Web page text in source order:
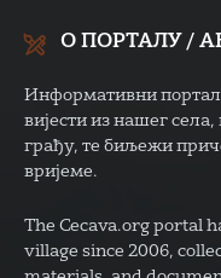
О ПОРТАЛУ /
Информативни портал
вијести из нашег
грађу, те биљежи
вријеме.
The Cecava.org portal
village since 2006,